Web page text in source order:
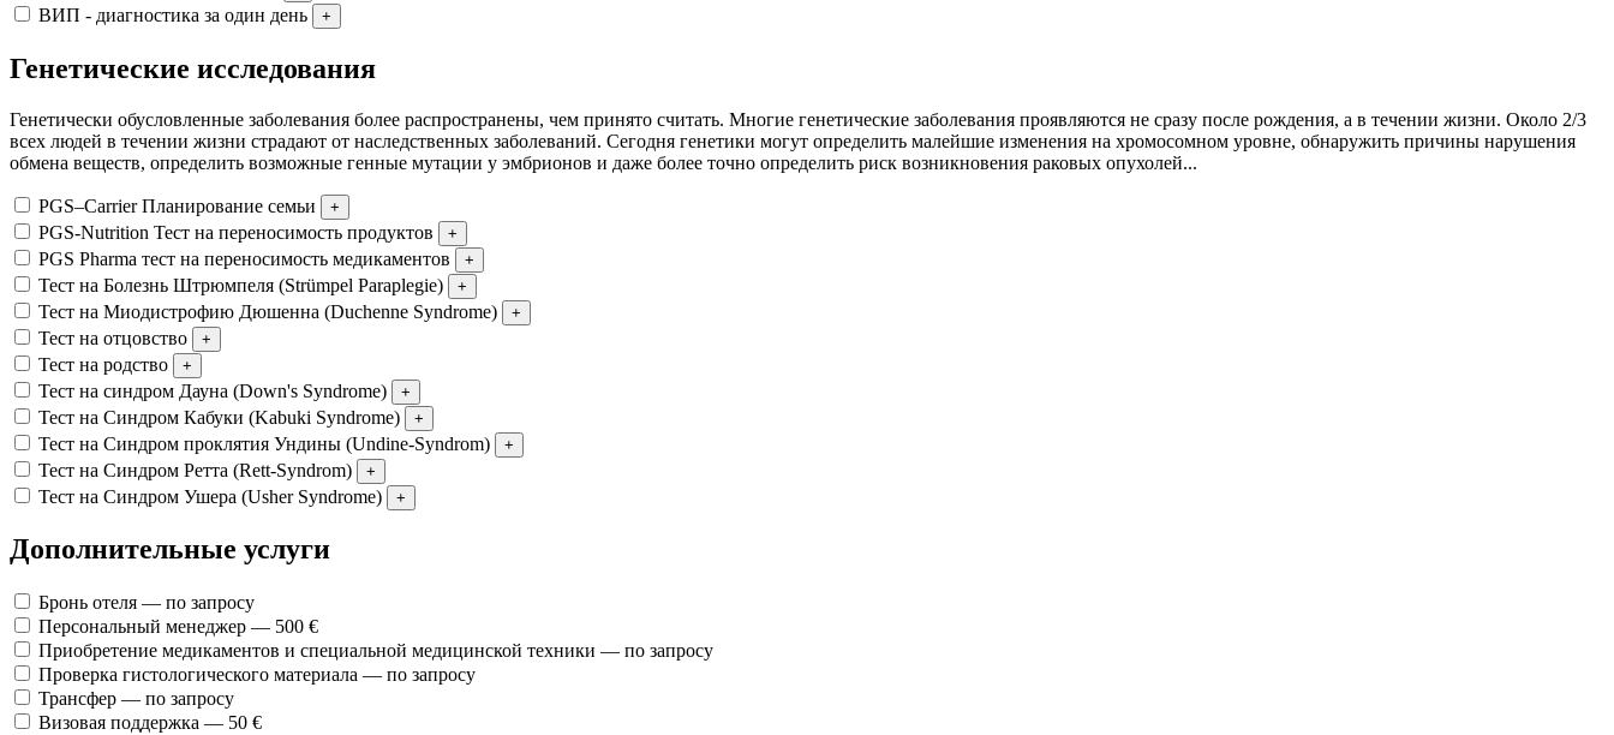
ВИП - диагностика за один день +
Генетические исследования
Генетически обусловленные заболевания более распространены, чем принято считать. Многие генетические заболевания проявляются не сразу после рождения, а в течении жизни. Около 2/3
всех людей в течении жизни страдают от наследственных заболеваний. Сегодня генетики могут определить малейшие изменения на хромосомном уровне, обнаружить причины нарушения
обмена веществ, определить возможные генные мутации у эмбрионов и даже более точно определить риск возникновения раковых опухолей...
PGS–Carrier Планирование семьи +
PGS-Nutrition Тест на переносимость продуктов +
PGS Pharma тест на переносимость медикаментов +
Тест на Болезнь Штрюмпеля (Strümpel Paraplegie) +
Тест на Миодистрофию Дюшенна (Duchenne Syndrome) +
Тест на отцовство +
Тест на родство +
Тест на синдром Дауна (Down's Syndrome) +
Тест на Синдром Кабуки (Kabuki Syndrome) +
Тест на Синдром проклятия Ундины (Undine-Syndrom) +
Тест на Синдром Ретта (Rett-Syndrom) +
Тест на Синдром Ушера (Usher Syndrome) +
Дополнительные услуги
Бронь отеля — по запросу
Персональный менеджер — 500 €
Приобретение медикаментов и специальной медицинской техники — по запросу
Проверка гистологического материала — по запросу
Трансфер — по запросу
Визовая поддержка — 50 €